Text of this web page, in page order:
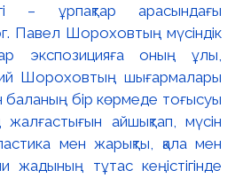
– ұрпақтар арасындағы
Павел Шороховтың мүсіндік
экспозицияға оның ұлы,
Шороховтың шығармалары
баланың бір көрмеде тоғысуы
жалғастығын айшықтап, мүсін
мен жарықты, қала мен
жадының тұтас кеңістігінде